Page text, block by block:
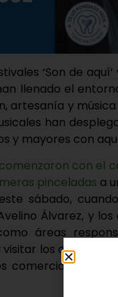
‘Son de
llenado el
artesanía y
han
y mayores con
comenzaron con el
pinceladas a
sábado,
Álvarez, y
áreas
los
comerciantes,